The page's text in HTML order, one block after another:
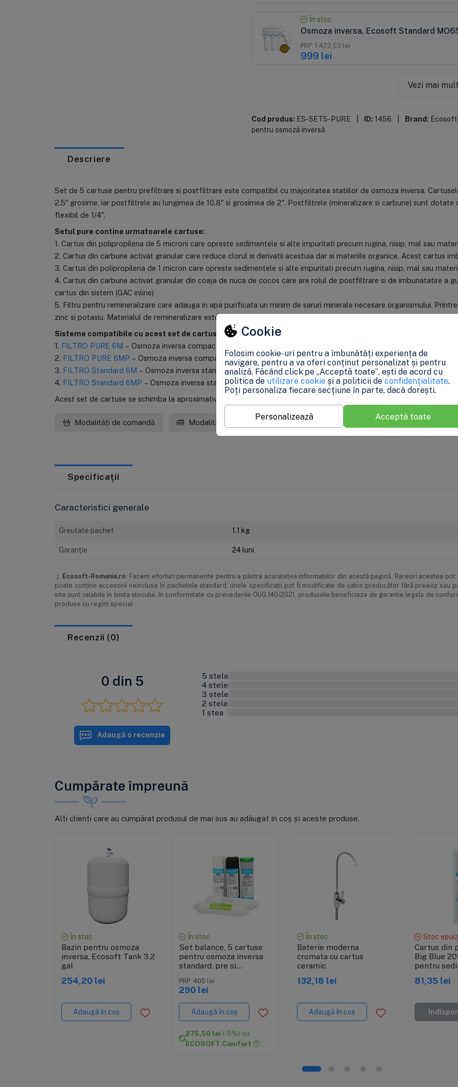
În stoc
Osmoza inversa, Ecosoft Standard
PRP: 1.423,53 lei
999 lei
Vezi mai
Cod produs: ES-SET5-PURE ID: 1456 Brand: Ecosoft
pentru osmoză inversă
Descriere
Set de 5 cartuse pentru prefiltrare si postfiltrare este compatibil cu majoritatea statiilor de osmoza inversa.
2.5″ grosime, iar postfiltrele au lungimea de 10.8″ si grosimea de 2″. Postfiltrele (mineralizare si carbune) sunt
flexibil de 1/4″.
Setul pure contine urmatoarele cartuse:
1. Cartus din polipropilena de 5 microni care opreste sedimentele si alte impuritati precum rugina, nisip, mal sau
2. Cartus din carbune activat granular care reduce clorul si derivatii acestuia dar si materiile organice. Acest cartus
3. Cartus din polipropilena de 1 micron care opreste sedimentele si alte impuritati precum rugina, nisip, mal sau
4. Cartus din carbune activat granular din coaja de nuca de cocos care are rolul de postfiltrare si de imbunatatire a
cartus din sistem (GAC inline)
5. Filtru pentru remineralizare care adauga in apa purificata un minim de saruri minerale necesare organismului.
zinc si potasiu. Materialul de remineralizare este natural si este produs din roci (pietre).
Sisteme compatibile cu acest set de cartuse:
1. FILTRO PURE 6M – Osmoza inversa compacta in 6 stadii.
2. FILTRO PURE 6MP – Osmoza inversa compacta in 6 stadii cu pompa booster separata.
3. FILTRO Standard 6M – Osmoza inversa standard in 6 stadii.
4. FILTRO Standard 6MP – Osmoza inversa standard in 6 stadii cu pompa booster integrata.
Acest set de cartuse se schimba la aproximativ 6-12 luni, in functie de cantitatea si de calitatea apei de intrare.
Modalități de comandă Modalități de plată Livrarea produselor Garanție și service
Specificații
Caracteristici generale
Greutate pachet 1.1 kg
Garanţie 24 luni
Ecosoft-Romania.ro: Facem eforturi permanente pentru a păstra acurateţea informaţiilor din acestă pagină. Rareori acestea
poate conţine accesorii neincluse în pachetele standard, unele specificaţii pot fi modificate de catre producător fără preaviz sau
site sunt valabile în limita stocului. In conformitate cu prevederile OUG 140/2021, produsele beneficiaza de garantie legala de
produse cu regim special.
Recenzii (0)
0 din 5
Adaugă o recenzie
5 stele
4 stele
3 stele
2 stele
1 stea
Cumpărate împreună
Alți clienți care au cumpărat produsul de mai sus au adăugat în coș și aceste produse.
Vizualizare rapidă
În stoc
Bazin pentru osmoza
inversa, Ecosoft Tank 3.2
gal
254,20 lei
Adaugă în coș
În stoc
Set balance, 5 cartuse
pentru osmoza inversa
standard, pre si
PRP: 400 lei
290 lei
Adaugă în coș
275,50 lei (-5%) cu
ECOSOFT Comfort
În stoc
Baterie moderna
cromata cu cartus
ceramic
132,18 lei
Adaugă în coș
Stoc
Cartus din
Big Blue
pentru
81,35 lei
Cookie
Folosim cookie-uri pentru a îmbunătăți experiența de
navigare, pentru a va oferi conținut personalizat și pentru
analiză. Făcând click pe „Acceptă toate”, ești de acord cu
politica de utilizare cookie și a politicii de confidențialitate.
Poți personaliza fiecare secțiune în parte, dacă dorești.
Personalizează Acceptă toate